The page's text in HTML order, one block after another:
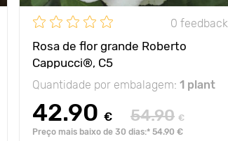
0 feedback
Rosa de flor grande Roberto
Cappucci®, C5
Quantidade por embalagem: 1 plant
42.90 € 54.90 €
Preço mais baixo de 30 dias:* 54.90 €